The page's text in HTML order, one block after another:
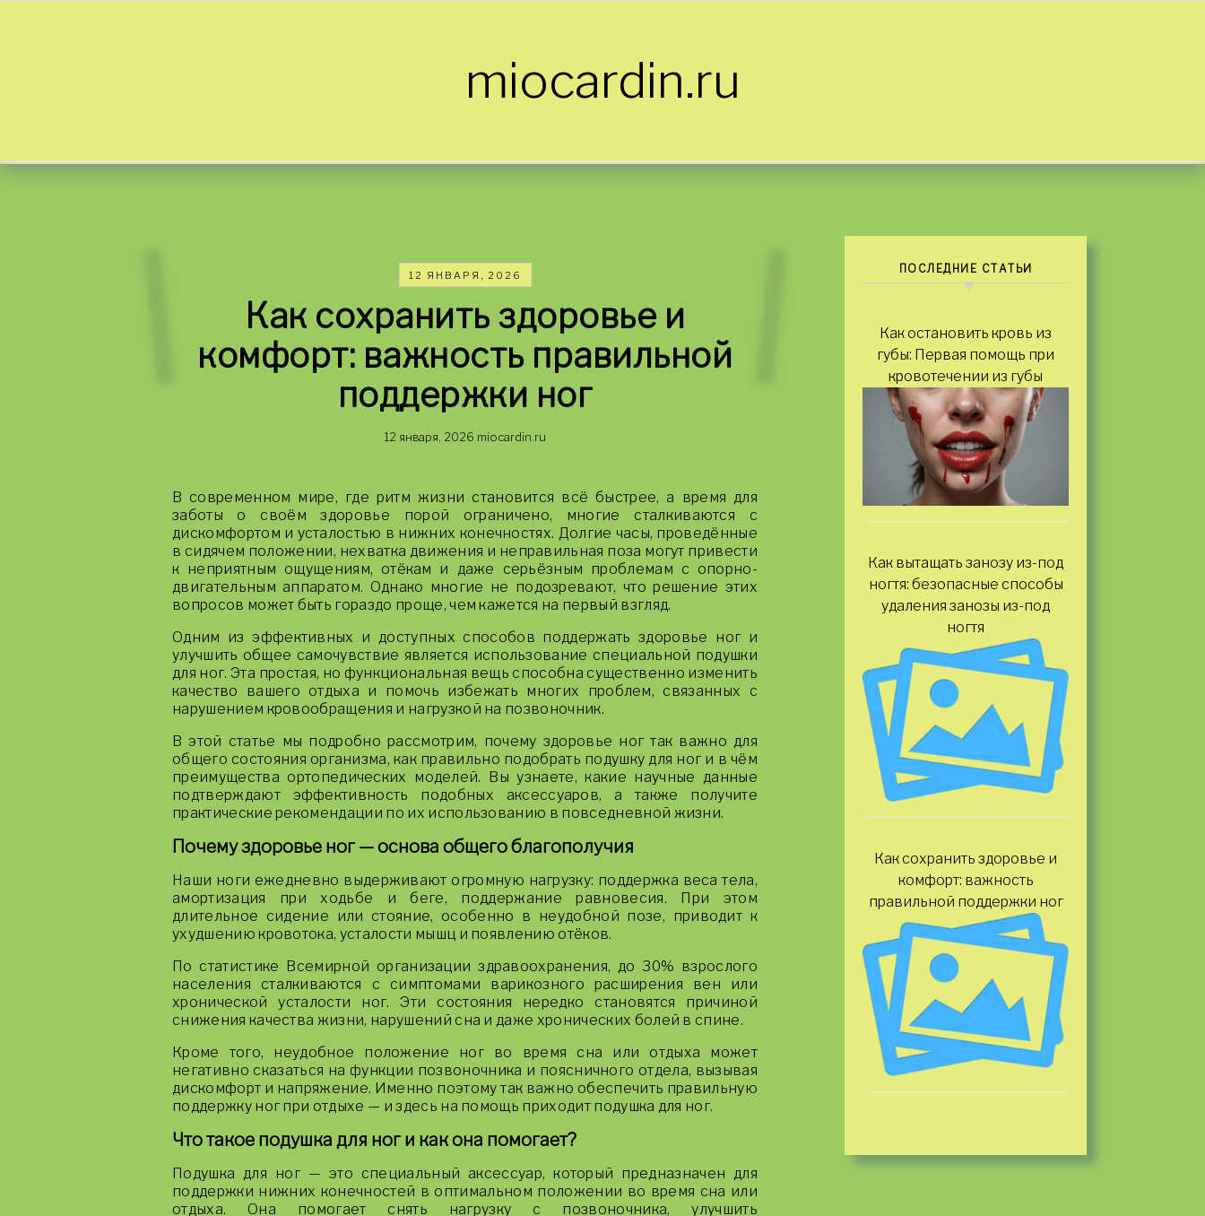
miocardin.ru
12 ЯНВАРЯ, 2026
Как сохранить здоровье и
комфорт: важность правильной
поддержки ног
12 января, 2026 miocardin.ru
В современном мире, где ритм жизни становится всё быстрее, а время для
заботы о своём здоровье порой ограничено, многие сталкиваются с
дискомфортом и усталостью в нижних конечностях. Долгие часы, проведённые
в сидячем положении, нехватка движения и неправильная поза могут привести
к неприятным ощущениям, отёкам и даже серьёзным проблемам с опорно-
двигательным аппаратом. Однако многие не подозревают, что решение этих
вопросов может быть гораздо проще, чем кажется на первый взгляд.
Одним из эффективных и доступных способов поддержать здоровье ног и
улучшить общее самочувствие является использование специальной подушки
для ног. Эта простая, но функциональная вещь способна существенно изменить
качество вашего отдыха и помочь избежать многих проблем, связанных с
нарушением кровообращения и нагрузкой на позвоночник.
В этой статье мы подробно рассмотрим, почему здоровье ног так важно для
общего состояния организма, как правильно подобрать подушку для ног и в чём
преимущества ортопедических моделей. Вы узнаете, какие научные данные
подтверждают эффективность подобных аксессуаров, а также получите
практические рекомендации по их использованию в повседневной жизни.
Почему здоровье ног — основа общего благополучия
Наши ноги ежедневно выдерживают огромную нагрузку: поддержка веса тела,
амортизация при ходьбе и беге, поддержание равновесия. При этом
длительное сидение или стояние, особенно в неудобной позе, приводит к
ухудшению кровотока, усталости мышц и появлению отёков.
По статистике Всемирной организации здравоохранения, до 30% взрослого
населения сталкиваются с симптомами варикозного расширения вен или
хронической усталости ног. Эти состояния нередко становятся причиной
снижения качества жизни, нарушений сна и даже хронических болей в спине.
Кроме того, неудобное положение ног во время сна или отдыха может
негативно сказаться на функции позвоночника и поясничного отдела, вызывая
дискомфорт и напряжение. Именно поэтому так важно обеспечить правильную
поддержку ног при отдыхе — и здесь на помощь приходит подушка для ног.
Что такое подушка для ног и как она помогает?
Подушка для ног — это специальный аксессуар, который предназначен для
поддержки нижних конечностей в оптимальном положении во время сна или
отдыха. Она помогает снять нагрузку с позвоночника, улучшить
ПОСЛЕДНИЕ СТАТЬИ
Как остановить кровь из
губы: Первая помощь при
кровотечении из губы
Как вытащать занозу из-под
ногтя: безопасные способы
удаления занозы из-под
ногтя
Как сохранить здоровье и
комфорт: важность
правильной поддержки ног